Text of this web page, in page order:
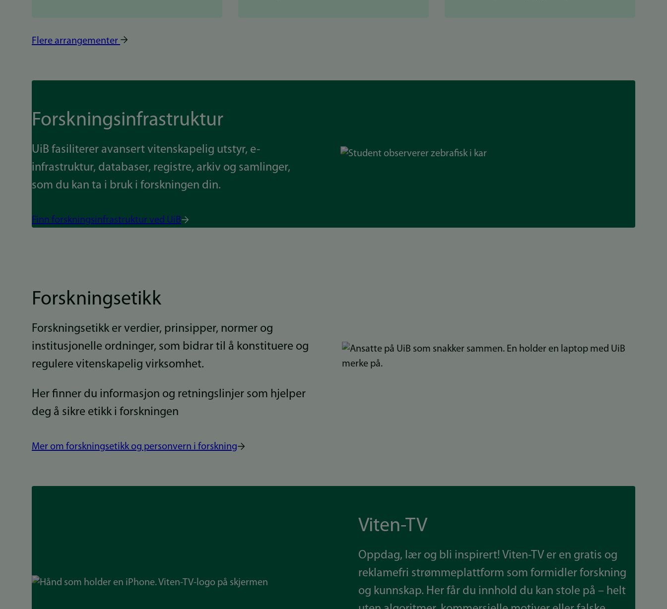
Flere arrangementer
Forskningsinfrastruktur
UiB fasiliterer avansert vitenskapelig utstyr, e-
infrastruktur, databaser, registre, arkiv og samlinger,
som du kan ta i bruk i forskningen din.
Finn forskningsinfrastruktur ved UiB
Bilde
Forskningsetikk
Forskningsetikk er verdier, prinsipper, normer og
institusjonelle ordninger, som bidrar til å konstituere og
regulere vitenskapelig virksomhet.
Her finner du informasjon og retningslinjer som hjelper
deg å sikre etikk i forskningen
Mer om forskningsetikk og personvern i forskning
Bilde
Viten-TV
Oppdag, lær og bli inspirert! Viten-TV er en gratis og
reklamefri strømmeplattform som formidler forskning
og kunnskap. Her får du innhold du kan stole på – helt
Bilde